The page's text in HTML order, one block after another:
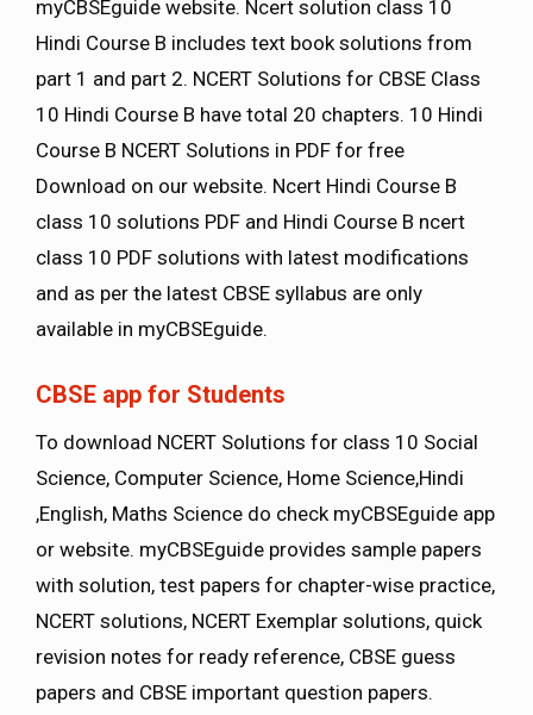
myCBSEguide website. Ncert solution class 10
Hindi Course B includes text book solutions from
part 1 and part 2. NCERT Solutions for CBSE Class
10 Hindi Course B have total 20 chapters. 10 Hindi
Course B NCERT Solutions in PDF for free
Download on our website. Ncert Hindi Course B
class 10 solutions PDF and Hindi Course B ncert
class 10 PDF solutions with latest modifications
and as per the latest CBSE syllabus are only
available in myCBSEguide.
CBSE app for Students
To download NCERT Solutions for class 10 Social
Science, Computer Science, Home Science,Hindi
,English, Maths Science do check myCBSEguide app
or website. myCBSEguide provides sample papers
with solution, test papers for chapter-wise practice,
NCERT solutions, NCERT Exemplar solutions, quick
revision notes for ready reference, CBSE guess
papers and CBSE important question papers.